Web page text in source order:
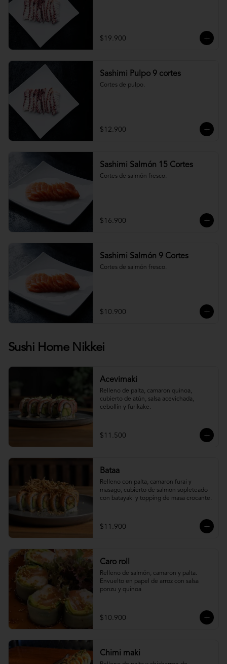
$19.900
Sashimi Pulpo 9 cortes
Cortes de pulpo.
$12.900
Sashimi Salmón 15 Cortes
Cortes de salmón fresco.
$16.900
Sashimi Salmón 9 Cortes
Cortes de salmón fresco.
$10.900
Sushi Home Nikkei
Acevimaki
Relleno de palta, camaron quinoa,
cubierto de atún, salsa acevichada,
cebollin y furikake.
$11.500
Bataa
Relleno con palta, camaron furai y
masago, cubierto de salmon sopleteado
con batayaki y topping de masa crocante.
$11.900
Caro roll
Relleno de salmón, camaron y palta.
Envuelto en papel de arroz con salsa
ponzu y quinoa
$10.900
Chimi maki